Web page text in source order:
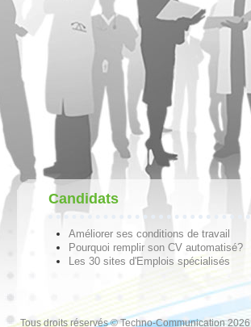
Candidats
Améliorer ses conditions de travail
Pourquoi remplir son CV automatisé?
Les 30 sites d'Emplois spécialisés
Tous droits réservés © Techno-Communication 2026